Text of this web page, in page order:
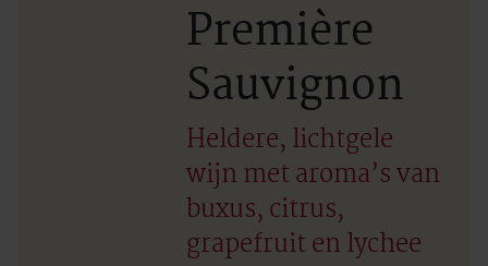
Première
Sauvignon
Heldere, lichtgele
wijn met aroma’s van
buxus, citrus,
grapefruit en lychee